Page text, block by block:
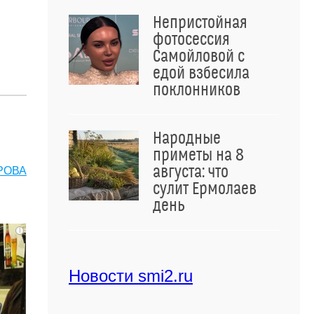
i
Непристойная
фотосессия
Самойловой с
едой взбесила
поклонников
Народные
приметы на 8
августа: что
сулит Ермолаев
день
Новости smi2.ru